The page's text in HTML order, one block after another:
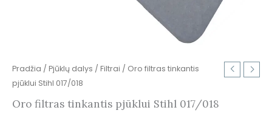
Pradžia / Pjūklų dalys / Filtrai / Oro filtras tinkantis
pjūklui Stihl 017/018
Oro filtras tinkantis pjūklui Stihl 017/018